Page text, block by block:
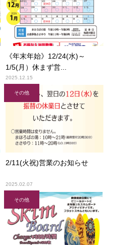
《年末年始》12/24(水)～
1/5(月）休まず営...
2025.12.15
その他
2/11(火祝)営業のお知らせ
2025.02.07
その他